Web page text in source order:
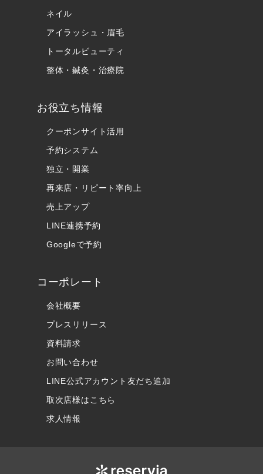
ネイル
アイラッシュ・眉毛
トータルビューティ
整体・鍼灸・治療院
お役立ち情報
クーポンサイト活用
予約システム
独立・開業
再来店・リピート率向上
売上アップ
LINE連携予約
Googleで予約
コーポレート
会社概要
プレスリリース
資料請求
お問い合わせ
LINE公式アカウント友だち追加
取次店様はこちら
求人情報